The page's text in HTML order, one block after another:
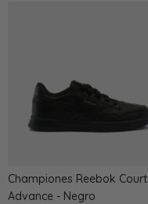
Championes Reebok Court
Advance - Negro